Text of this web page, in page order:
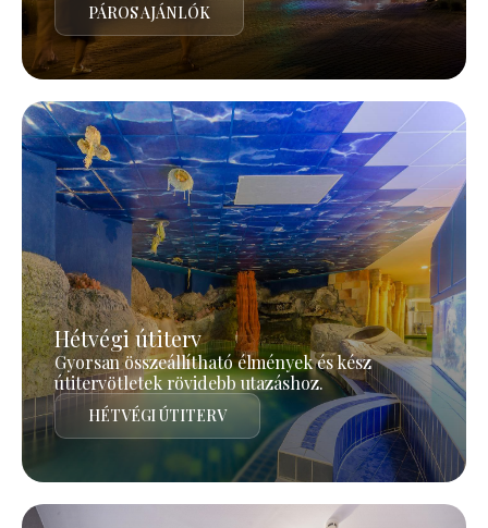
PÁROS AJÁNLÓK
Hétvégi útiterv
Gyorsan összeállítható élmények és kész
útitervötletek rövidebb utazáshoz.
HÉTVÉGI ÚTITERV